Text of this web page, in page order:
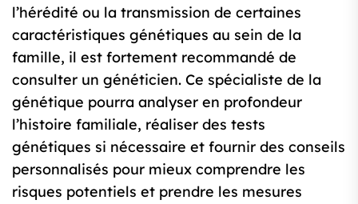
l’hérédité ou la transmission de certaines
caractéristiques génétiques au sein de la
famille, il est fortement recommandé de
consulter un généticien. Ce spécialiste de la
génétique pourra analyser en profondeur
l’histoire familiale, réaliser des tests
génétiques si nécessaire et fournir des conseils
personnalisés pour mieux comprendre les
risques potentiels et prendre les mesures